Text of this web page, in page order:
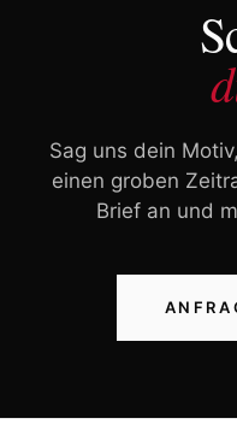
Sag uns dein
einen groben
Brief an und